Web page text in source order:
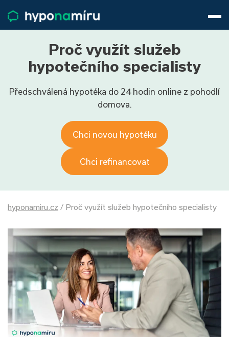
Životní pojištění
Pojištění nemovitosti
Články
O nás
800 688 388
9−16 hod.
Proč využít služeb
hypotečního specialisty
Předschválená hypotéka do 24 hodin online z pohodlí
domova.
Chci novou hypotéku
Chci refinancovat
hyponamiru.cz / Proč využít služeb hypotečního specialisty